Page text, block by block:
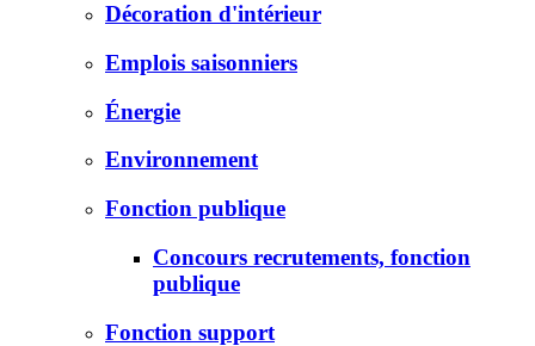
Décoration d'intérieur
Emplois saisonniers
Énergie
Environnement
Fonction publique
Concours recrutements, fonction
publique
Fonction support